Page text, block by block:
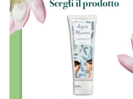
Dettagli